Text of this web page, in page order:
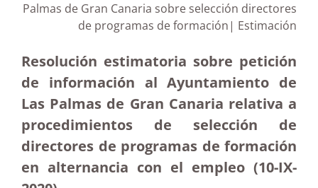
Palmas de Gran Canaria sobre selección directores
de programas de formación| Estimación
Resolución estimatoria sobre petición
de información al Ayuntamiento de
Las Palmas de Gran Canaria relativa a
procedimientos de selección de
directores de programas de formación
en alternancia con el empleo (10-IX-